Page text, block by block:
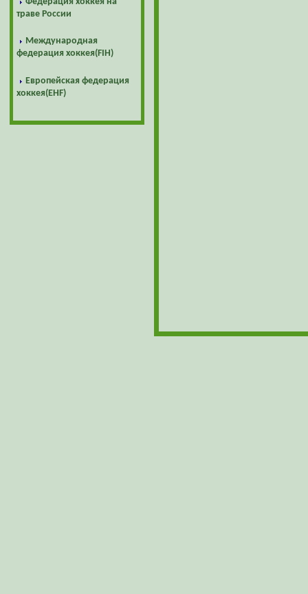
траве России
Международная
федерация хоккея(FIH)
Европейская федерация
хоккея(EHF)